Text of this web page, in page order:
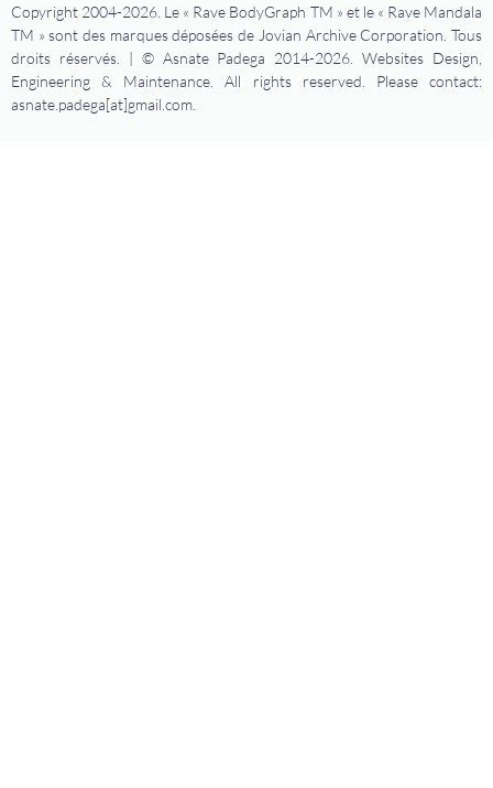
Copyright 2004-2026. Le « Rave BodyGraph TM » et le « Rave Mandala
TM » sont des marques déposées de Jovian Archive Corporation. Tous
droits réservés. | © Asnate Padega 2014-2026. Websites Design,
Engineering & Maintenance. All rights reserved. Please contact:
asnate.padega[at]gmail.com.